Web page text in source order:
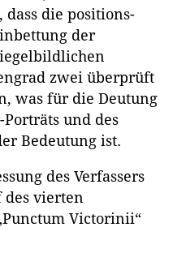
die positions-
der
zwei überprüft
was für die Deutung
und des
Bedeutung ist.
des Verfassers
vierten
Victorinii“